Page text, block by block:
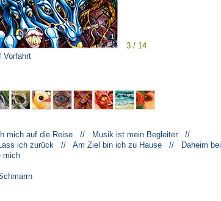
3 / 14
Vorfahrt
mich auf die Reise // Musik ist mein Begleiter //
ich zurück // Am Ziel bin ich zu Hause // Daheim bei